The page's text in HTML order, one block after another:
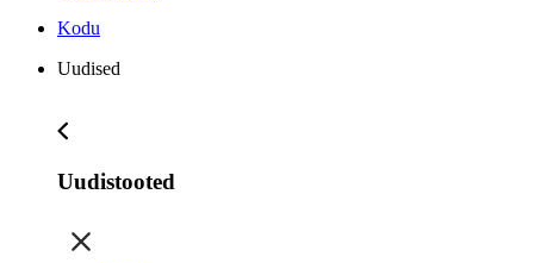
Kodu
Uudised
Uudistooted